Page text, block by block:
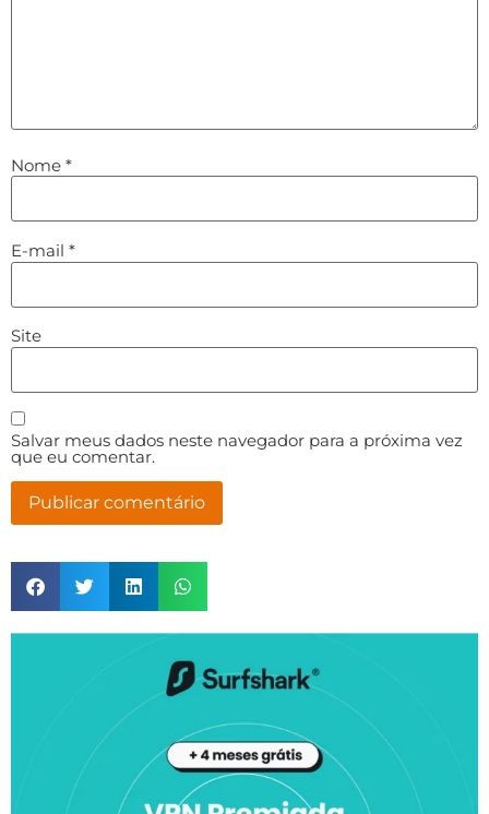
Nome *
E-mail *
Site
Salvar meus dados neste navegador para a próxima vez
que eu comentar.